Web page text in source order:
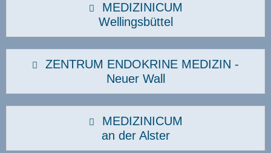
MEDIZINICUM
Wellingsbüttel
ZENTRUM ENDOKRINE MEDIZIN -
Neuer Wall
MEDIZINICUM
an der Alster